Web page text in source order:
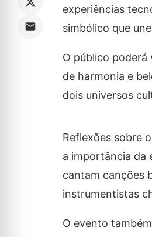
experiências
simbólico que
O público poderá
de harmonia e
dois universos
Reflexões sobre
a importância da
cantam canções
instrumentistas
O evento